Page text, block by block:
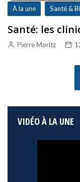
À la une Santé &
Santé: les
Pierre Moritz
VIDÉO À LA UNE